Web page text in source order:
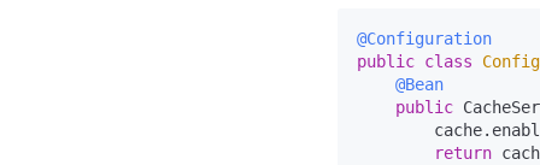
@Configuration
public class
Config
@Bean
public
return